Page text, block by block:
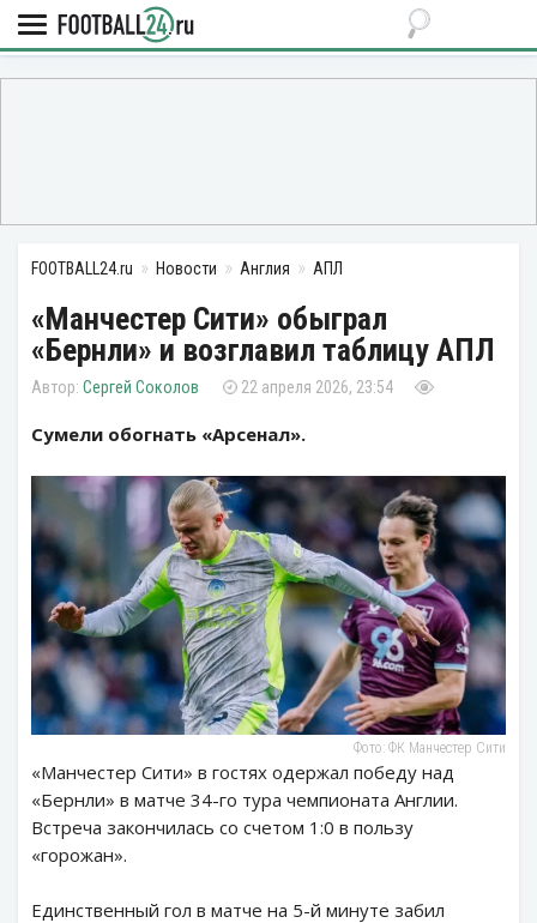
FOOTBALL24.ru Новости Англия АПЛ
«Манчестер Сити» обыграл
«Бернли» и возглавил таблицу АПЛ
Сергей Соколов 22 апреля 2026, 23:54
Сумели обогнать «Арсенал».
Фото: ФК Манчестер Сити
«Манчестер Сити» в гостях одержал победу над
«Бернли» в матче 34-го тура чемпионата Англии.
Встреча закончилась со счетом 1:0 в пользу
«горожан».
Единственный гол в матче на 5-й минуте забил